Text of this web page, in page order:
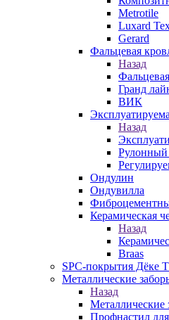
Metrotile
Luxard
Gerard
Фальцевая
Назад
Гранд
ВИК
Назад
Рулонный
Ондулин
Ондувилла
Керамическая
Назад
Braas
SPC-покрытия Дёке
Металлические
Назад
Металлические
Профнастил для